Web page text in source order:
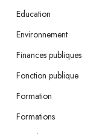
Education
Environnement
Finances publiques
Fonction publique
Formation
Formations